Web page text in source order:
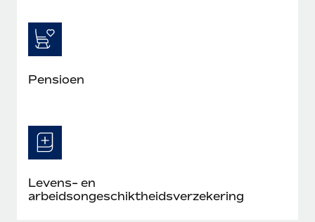
Pensioen
Levens- en
arbeidsongeschiktheidsverzekering